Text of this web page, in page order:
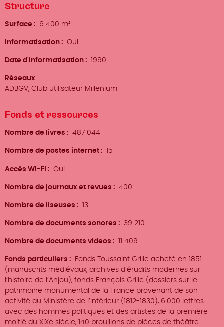
Structure
Surface 6 400 m²
Informatisation Oui
Date d'informatisation 1990
Réseaux
ADBGV, Club utilisateur Millenium
Fonds et ressources
Nombre de livres 487 044
Nombre de postes internet 15
Accès WI-FI Oui
Nombre de journaux et revues 400
Nombre de liseuses 13
Nombre de documents sonores 39 210
Nombre de documents videos 11 409
Fonds particuliers
Fonds Toussaint Grille acheté en 1851
(manuscrits médiévaux, archives d’érudits modernes sur
l’histoire de l’Anjou), fonds François Grille (dossiers sur le
patrimoine monumental de la France provenant de son
activité au Ministère de l’Intérieur (1812-1830), 6.000 lettres
avec des hommes politiques et des artistes de la première
moitié du XIXe siècle, 140 brouillons de pièces de théâtre